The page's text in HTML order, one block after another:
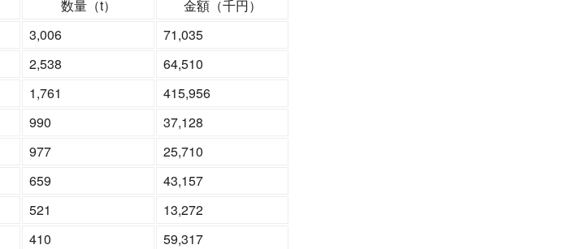
数量（t）
金額（千円）
3,006
71,035
2,538
64,510
1,761
415,956
990
37,128
977
25,710
659
43,157
521
13,272
410
59,317